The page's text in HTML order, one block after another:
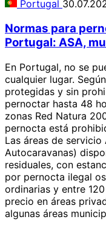
Portugal
Normas para
Portugal: ASA,
En Portugal, no se
cualquier lugar.
protegidas y sin
pernoctar hasta 48
zonas Red Natura
pernocta está
Las áreas de
Autocaravanas)
residuales, con
por pernocta ilegal
ordinarias y entre
precio en áreas
algunas áreas